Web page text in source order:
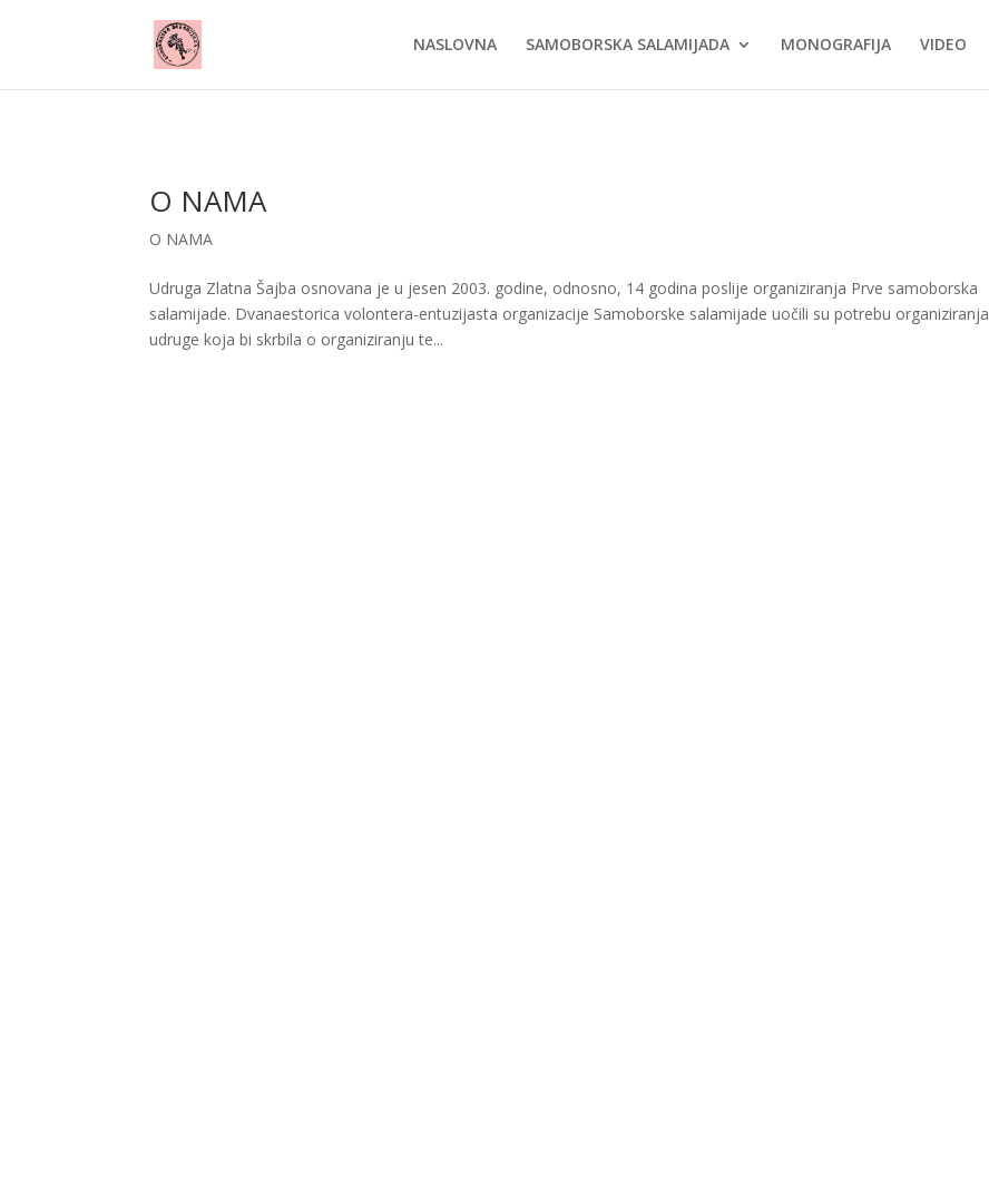
NASLOVNA SAMOBORSKA SALAMIJADA MONOGRAFIJA VIDEO
O NAMA
O NAMA
Udruga Zlatna Šajba osnovana je u jesen 2003. godine, odnosno, 14 godina poslije organiziranja Prve samoborska
salamijade. Dvanaestorica volontera-entuzijasta organizacije Samoborske salamijade uočili su potrebu organiziranja
udruge koja bi skrbila o organiziranju te...